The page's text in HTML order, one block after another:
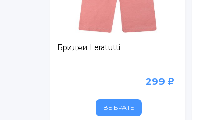
Бриджи Leratutti
299
ВЫБРАТЬ